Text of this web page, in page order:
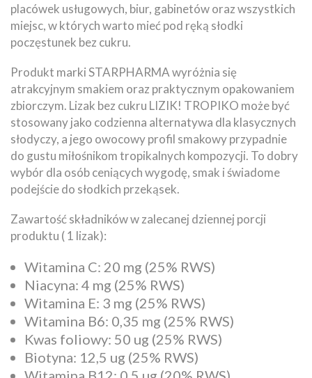
placówek usługowych, biur, gabinetów oraz wszystkich
miejsc, w których warto mieć pod ręką słodki
poczęstunek bez cukru.
Produkt marki STARPHARMA wyróżnia się
atrakcyjnym smakiem oraz praktycznym opakowaniem
zbiorczym. Lizak bez cukru LIZIK! TROPIKO może być
stosowany jako codzienna alternatywa dla klasycznych
słodyczy, a jego owocowy profil smakowy przypadnie
do gustu miłośnikom tropikalnych kompozycji. To dobry
wybór dla osób ceniących wygodę, smak i świadome
podejście do słodkich przekąsek.
Zawartość składników w zalecanej dziennej porcji
produktu ( 1 lizak):
Witamina C: 20 mg (25% RWS)
Niacyna: 4 mg (25% RWS)
Witamina E: 3 mg (25% RWS)
Witamina B6: 0,35 mg (25% RWS)
Kwas foliowy: 50 ug (25% RWS)
Biotyna: 12,5 ug (25% RWS)